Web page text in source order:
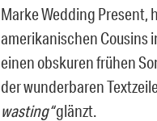
Marke Wedding Present,
amerikanischen Cousins
einen obskuren frühen
der wunderbaren
wasting“glänzt.